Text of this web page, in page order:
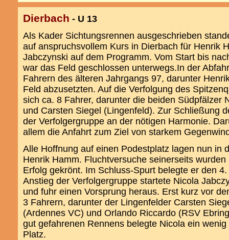
Dierbach - U 13
Als Kader Sichtungsrennen ausgeschrieben
auf anspruchsvollem Kurs in Dierbach für Henrik
Jabczynski auf dem Programm. Vom Start bis
war das Feld geschlossen unterwegs.In der
Fahrern des älteren Jahrgangs 97, darunter
Feld abzusetzten. Auf die Verfolgung des
sich ca. 8 Fahrer, darunter die beiden Südpfälzer
und Carsten Siegel (Lingenfeld). Zur Schließung
der Verfolgergruppe an der nötigen Harmonie.
allem die Anfahrt zum Ziel von starkem
Alle Hoffnung auf einen Podestplatz lagen nun in
Henrik Hamm. Fluchtversuche seinerseits
Erfolg gekrönt. Im Schluss-Spurt belegte er den
Anstieg der Verfolgergruppe startete Nicola
und fuhr einen Vorsprung heraus. Erst kurz vor
3 Fahrern, darunter der Lingenfelder Carsten
(Ardennes VC) und Orlando Riccardo (RSV
gut gefahrenen Rennens belegte Nicola ein
Platz.